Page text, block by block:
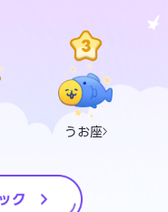
うお座